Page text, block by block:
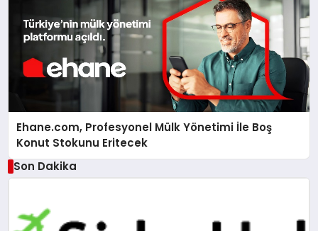
Ehane.com, Profesyonel Mülk Yönetimi İle Boş
Konut Stokunu Eritecek
Son Dakika